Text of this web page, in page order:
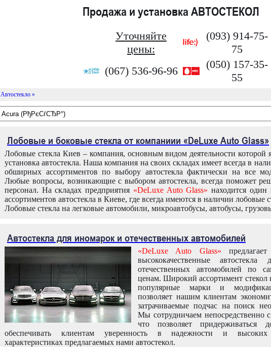
Продажа и установка АВТОСТЕКОЛ
Уточняйте
цены:
(093) 914-75-
75
(067) 536-96-96
(050) 157-35-
55
Автостекло »
Лобовые и боковые стекла от компаниии «DeLuxe Auto Glass»
Лобовые стекла Киев – компания, основным видом деятельности которой
установка автостекла. Наша компания на своих складах имеет всегда в
обширных ассортиментов по выбору автостекла фактически на все
Любые вопросы, возникающие с выбором автостекла, всегда поможет
персонал. На складах предприятия «DeLuxe Auto Glass» находится
ассортиментов автостекла в Киеве, где всегда имеются в наличии лобовые
Лобовые стекла на легковые автомобили, микроавтобусы, автобусы,
Автостекла для иномарок и отечественных автомобилей
«DeLuxe Auto Glass»
высококачественные
отечественных автомобилей по
ценам. Широкий ассортимент стекол
популярные марки и
позволяет нашим клиентам
затрачиваемые подчас на поиск
Мы сотрудничаем непосредственно
что позволяет придерживаться
обеспечивать клиентам уверенность в надежности и высоких
характеристиках предлагаемых нами автостекол.